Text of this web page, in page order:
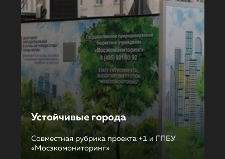
Устойчивые города
Совместная рубрика проекта +1 и ГПБУ
«Мосэкомониторинг»